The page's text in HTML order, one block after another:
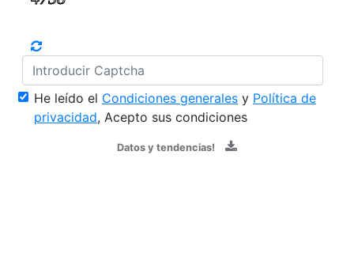
He leído el Condiciones generales y Política de
privacidad, Acepto sus condiciones
Datos y tendencias!